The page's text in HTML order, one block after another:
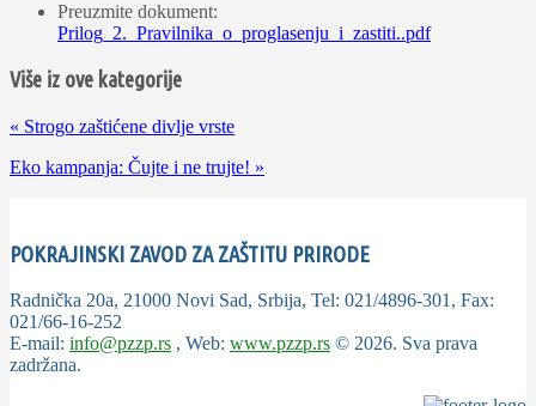
Preuzmite dokument:
Prilog_2._Pravilnika_o_proglasenju_i_zastiti..pdf
Više iz ove kategorije
« Strogo zaštićene divlje vrste
Eko kampanja: Čujte i ne trujte! »
POKRAJINSKI ZAVOD ZA ZAŠTITU PRIRODE
Radnička 20a, 21000 Novi Sad, Srbija, Tel: 021/4896-301, Fax:
021/66-16-252
E-mail: info@pzzp.rs , Web: www.pzzp.rs © 2026. Sva prava
zadržana.